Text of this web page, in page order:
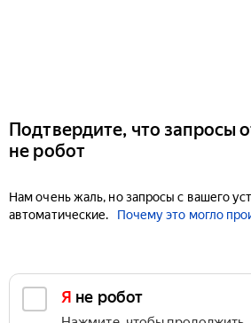
Подтвердите, что запросы
не робот
Нам очень жаль, но запросы с вашего
автоматические.
Почему это могло
Я не робот